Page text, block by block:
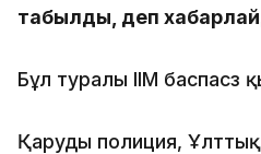
табылды, деп
Бұл туралы ІІМ баспасөз
Қаруды полиция, Ұлттық